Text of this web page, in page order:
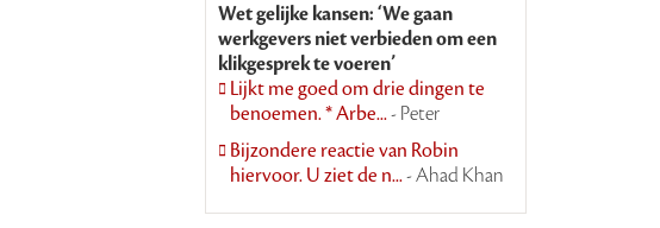
Wet gelijke kansen: ‘We gaan
werkgevers niet verbieden om een
klikgesprek te voeren’
Lijkt me goed om drie dingen te
benoemen. * Arbe...- Peter
Bijzondere reactie van Robin
hiervoor. U ziet de n...- Ahad Khan